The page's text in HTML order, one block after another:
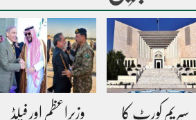
سپریم کورٹ کا
وزیراعظم اور فیلڈ